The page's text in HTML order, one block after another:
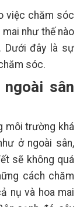
việc chăm sóc
như thế nào
Dưới đây là sự
sóc.
sân
môi trường khá
ở ngoài sân,
sẽ không quá
cách chăm
nụ và hoa mai